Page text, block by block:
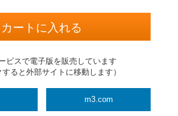
ビスで電子版を販売しています
すると外部サイトに移動します）
m3.com